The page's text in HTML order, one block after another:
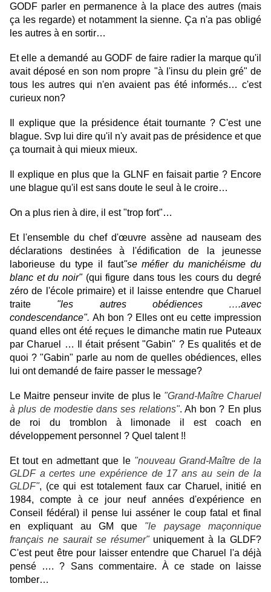
GODF parler en permanence à la place des autres (mais
ça les regarde) et notamment la sienne. Ça n'a pas obligé
les autres à en sortir…
Et elle a demandé au GODF de faire radier la marque qu'il
avait déposé en son nom propre "à l'insu du plein gré" de
tous les autres qui n'en avaient pas été informés… c'est
curieux non?
Il explique que la présidence était tournante ? C'est une
blague. Svp lui dire qu'il n'y avait pas de présidence et que
ça tournait à qui mieux mieux.
Il explique en plus que la GLNF en faisait partie ? Encore
une blague qu'il est sans doute le seul à le croire…
On a plus rien à dire, il est "trop fort"…
Et l'ensemble du chef d'œuvre assène ad nauseam des
déclarations destinées à l'édification de la jeunesse
laborieuse du type il faut"se méfier du manichéisme du
blanc et du noir"(qui figure dans tous les cours du degré
zéro de l'école primaire) et il laisse entendre que Charuel
traite "les autres obédiences ….avec
condescendance". Ah bon ? Elles ont eu cette impression
quand elles ont été reçues le dimanche matin rue Puteaux
par Charuel … Il était présent "Gabin" ? Es qualités et de
quoi ? "Gabin" parle au nom de quelles obédiences, elles
lui ont demandé de faire passer le message?
Le Maitre penseur invite de plus le "Grand-Maître Charuel
à plus de modestie dans ses relations". Ah bon ? En plus
de roi du tromblon à limonade il est coach en
développement personnel ? Quel talent !!
Et tout en admettant que le "nouveau Grand-Maître de la
GLDF a certes une expérience de 17 ans au sein de la
GLDF", (ce qui est totalement faux car Charuel, initié en
1984, compte à ce jour neuf années d'expérience en
Conseil fédéral) il pense lui asséner le coup fatal et final
en expliquant au GM que "le paysage maçonnique
français ne saurait se résumer"uniquement à la GLDF?
C'est peut être pour laisser entendre que Charuel l'a déjà
pensé …. ? Sans commentaire. À ce stade on laisse
tomber…